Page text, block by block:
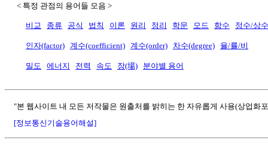
< 특정 관점의 용어들 모음 >
비교 종류 공식 법칙 이론 원리 정리 학문 모드 함수 정수/상수
인자(factor) 계수(coefficient) 계수(order) 차수(degree) 율/률/비
밀도 에너지 전력 속도 장(場) 분야별 용어
"본 웹사이트 내 모든 저작물은 원출처를 밝히는 한 자유롭게 사용(상업화
[정보통신기술용어해설]